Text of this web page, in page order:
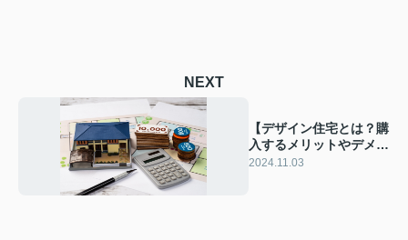
NEXT
【デザイン住宅とは？購
入するメリットやデメリ
ットを解説】
2024.11.03